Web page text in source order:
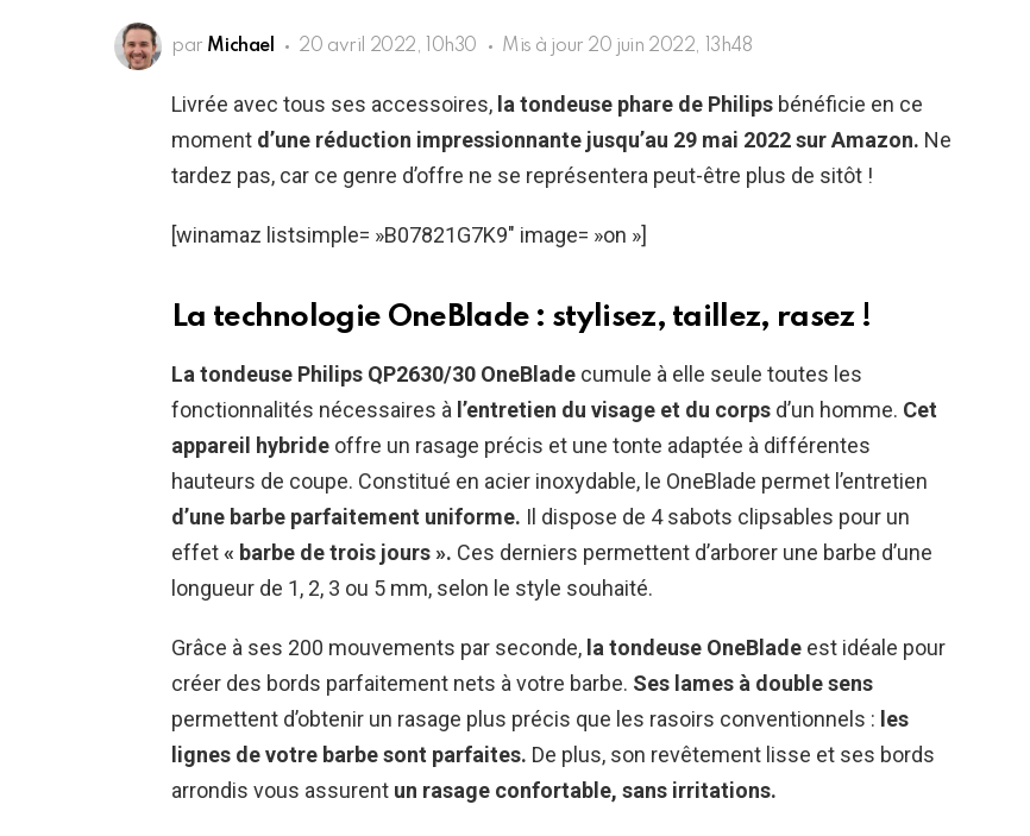
par Michael 20 avril 2022, 10h30 Mis à jour 20 juin 2022, 13h48
Livrée avec tous ses accessoires, la tondeuse phare de Philips bénéficie en ce
moment d’une réduction impressionnante jusqu’au 29 mai 2022 sur Amazon. Ne
tardez pas, car ce genre d’offre ne se représentera peut-être plus de sitôt !
[winamaz listsimple= »B07821G7K9″ image= »on »]
La technologie OneBlade : stylisez, taillez, rasez !
La tondeuse Philips QP2630/30 OneBlade cumule à elle seule toutes les
fonctionnalités nécessaires à l’entretien du visage et du corps d’un homme. Cet
appareil hybride offre un rasage précis et une tonte adaptée à différentes
hauteurs de coupe. Constitué en acier inoxydable, le OneBlade permet l’entretien
d’une barbe parfaitement uniforme. Il dispose de 4 sabots clipsables pour un
effet« barbe de trois jours ». Ces derniers permettent d’arborer une barbe d’une
longueur de 1, 2, 3 ou 5 mm, selon le style souhaité.
Grâce à ses 200 mouvements par seconde, la tondeuse OneBlade est idéale pour
créer des bords parfaitement nets à votre barbe. Ses lames à double sens
permettent d’obtenir un rasage plus précis que les rasoirs conventionnels : les
lignes de votre barbe sont parfaites. De plus, son revêtement lisse et ses bords
arrondis vous assurent un rasage confortable, sans irritations.